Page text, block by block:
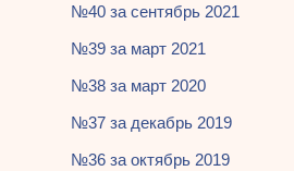
№40 за сентябрь 2021
№39 за март 2021
№38 за март 2020
№37 за декабрь 2019
№36 за октябрь 2019